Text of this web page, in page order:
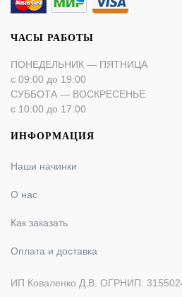
ЧАСЫ РАБОТЫ
ПОНЕДЕЛЬНИК — ПЯТНИЦА
с 09:00 до 19:00
СУББОТА — ВОСКРЕСЕНЬЕ
с 10:00 до 17:00
ИНФОРМАЦИЯ
Наши начинки
О нас
Как заказать
Оплата и доставка
ИП Коваленко Д.В. ОГРНИП: